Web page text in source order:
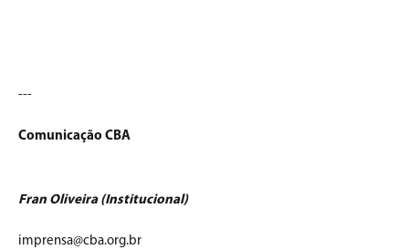
---
Comunicação CBA
Fran Oliveira (Institucional)
imprensa@cba.org.br